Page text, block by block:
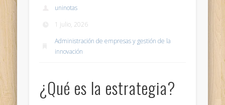
uninotas
1 julio, 2026
Administración de empresas y gestión de la
innovación
¿Qué es la estrategia?